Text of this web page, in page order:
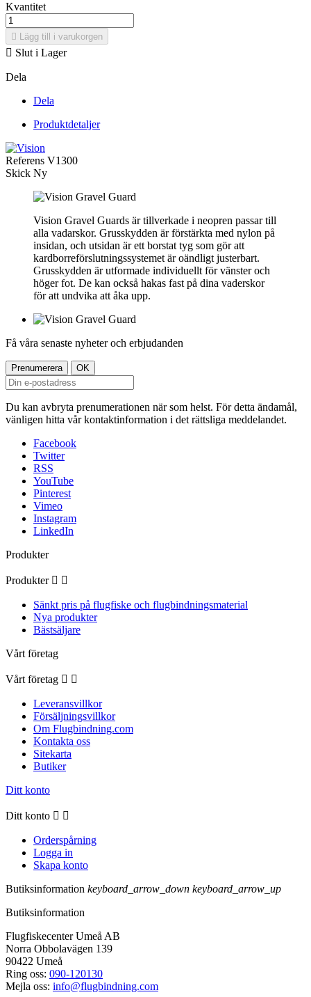
Kvantitet
 Lägg till i varukorgen
 Slut i Lager
Dela
Dela
Produktdetaljer
Referens V1300
Skick Ny
Vision Gravel Guards är tillverkade i neopren passar till
alla vadarskor. Grusskydden är förstärkta med nylon på
insidan, och utsidan är ett borstat tyg som gör att
kardborreförslutningssystemet är oändligt justerbart.
Grusskydden är utformade individuellt för vänster och
höger fot. De kan också hakas fast på dina vaderskor
för att undvika att åka upp.
Få våra senaste nyheter och erbjudanden
Du kan avbryta prenumerationen när som helst. För detta ändamål,
vänligen hitta vår kontaktinformation i det rättsliga meddelandet.
Facebook
Twitter
RSS
YouTube
Pinterest
Vimeo
Instagram
LinkedIn
Produkter
Produkter  
Sänkt pris på flugfiske och flugbindningsmaterial
Nya produkter
Bästsäljare
Vårt företag
Vårt företag  
Leveransvillkor
Försäljningsvillkor
Om Flugbindning.com
Kontakta oss
Sitekarta
Butiker
Ditt konto
Ditt konto  
Orderspårning
Logga in
Skapa konto
Butiksinformation keyboard_arrow_down keyboard_arrow_up
Butiksinformation
Flugfiskecenter Umeå AB
Norra Obbolavägen 139
90422 Umeå
Ring oss: 090-120130
Mejla oss: info@flugbindning.com